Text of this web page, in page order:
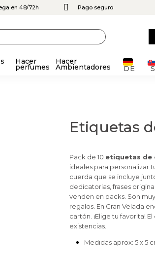
en 48/72h Pago seguro
Hacer
perfumes
Hacer
Ambientadores DE
Etiquetas
Pack de 10 etiquetas de
ideales para personalizar
cuerda que se incluye
dedicatorias, frases
venden en packs. Son
regalos. En Gran Velada
cartón. ¡Elige tu favorita!
existencias.
Medidas aprox: 5 x 5